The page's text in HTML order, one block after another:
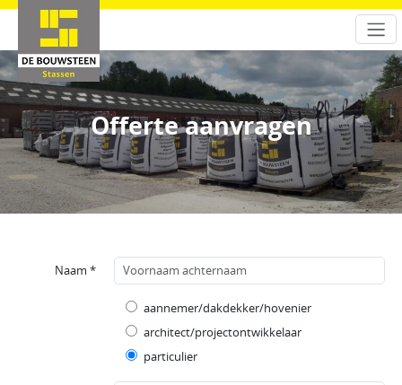
Offerte aanvragen
Naam *
aannemer/dakdekker/hovenier
architect/projectontwikkelaar
particulier